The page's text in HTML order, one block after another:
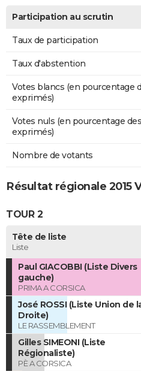
Participation au scrutin
Taux de participation
Taux d'abstention
Votes blancs (en pourcentage
exprimés)
Votes nuls (en pourcentage
exprimés)
Nombre de votants
Résultat régionale 2015
TOUR 2
Tête de liste
Liste
Paul GIACOBBI (Liste Divers
gauche)
PRIMA A CORSICA
José ROSSI (Liste Union de
Droite)
LE RASSEMBLEMENT
Gilles SIMEONI (Liste
Régionaliste)
PÈ A CORSICA